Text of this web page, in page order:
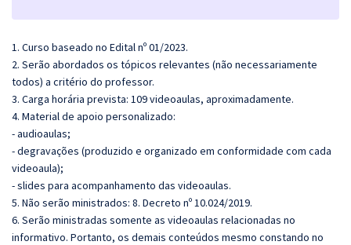
1. Curso baseado no Edital nº 01/2023.
2. Serão abordados os tópicos relevantes (não necessariamente
todos) a critério do professor.
3. Carga horária prevista: 109 videoaulas, aproximadamente.
4. Material de apoio personalizado:
- audioaulas;
- degravações (produzido e organizado em conformidade com cada
videoaula);
- slides para acompanhamento das videoaulas.
5. Não serão ministrados: 8. Decreto nº 10.024/2019.
6. Serão ministradas somente as videoaulas relacionadas no
informativo. Portanto, os demais conteúdos mesmo constando no